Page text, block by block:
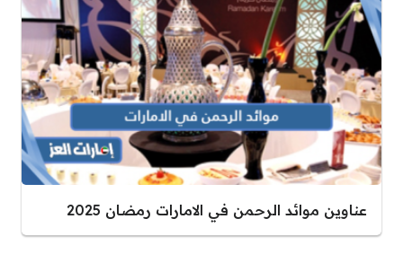
عناوين موائد الرحمن في الامارات رمضان 2025